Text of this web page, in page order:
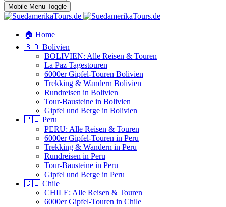
Mobile Menu Toggle
🏠 Home
🇧🇴 Bolivien
BOLIVIEN: Alle Reisen & Touren
La Paz Tagestouren
6000er Gipfel-Touren Bolivien
Trekking & Wandern Bolivien
Rundreisen in Bolivien
Tour-Bausteine in Bolivien
Gipfel und Berge in Bolivien
🇵🇪 Peru
PERU: Alle Reisen & Touren
6000er Gipfel-Touren in Peru
Trekking & Wandern in Peru
Rundreisen in Peru
Tour-Bausteine in Peru
Gipfel und Berge in Peru
🇨🇱 Chile
CHILE: Alle Reisen & Touren
6000er Gipfel-Touren in Chile